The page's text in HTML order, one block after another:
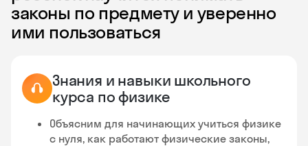
законы по предмету и уверенно
ими пользоваться
Знания и навыки школьного
курса по физике
Объясним для начинающих учиться физике
с нуля, как работают физические законы,